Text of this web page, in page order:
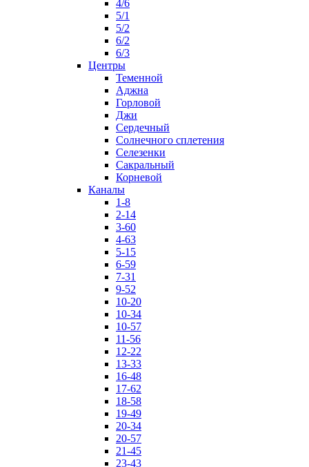
4/6
5/1
5/2
6/2
6/3
Центры
Теменной
Аджна
Горловой
Джи
Сердечный
Солнечного сплетения
Селезенки
Сакральный
Корневой
Каналы
1-8
2-14
3-60
4-63
5-15
6-59
7-31
9-52
10-20
10-34
10-57
11-56
12-22
13-33
16-48
17-62
18-58
19-49
20-34
20-57
21-45
23-43